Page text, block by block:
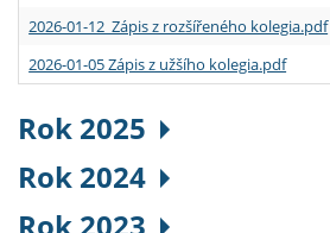
2026-01-12 Zápis z rozšířeného kolegia.pdf
2026-01-05 Zápis z užšího kolegia.pdf
Rok 2025
Rok 2024
Rok 2023